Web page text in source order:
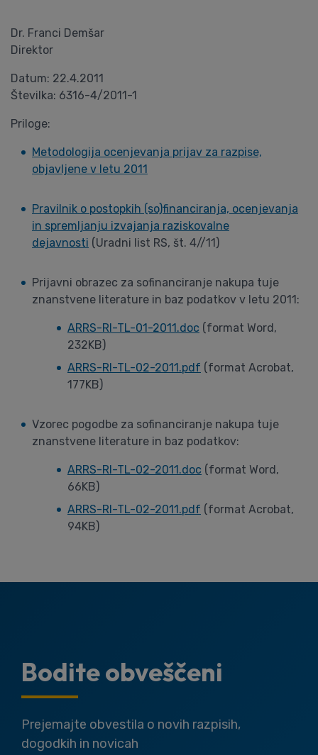
Dr. Franci Demšar
Direktor
Datum: 22.4.2011
Številka: 6316-4/2011-1
Priloge:
Metodologija ocenjevanja prijav za razpise,
objavljene v letu 2011
Pravilnik o postopkih (so)financiranja, ocenjevanja
in spremljanju izvajanja raziskovalne
dejavnosti (Uradni list RS, št. 4//11)
Prijavni obrazec za sofinanciranje nakupa tuje
znanstvene literature in baz podatkov v letu 2011:
ARRS-RI-TL-01-2011.doc (format Word,
232KB)
ARRS-RI-TL-02-2011.pdf (format Acrobat,
177KB)
Vzorec pogodbe za sofinanciranje nakupa tuje
znanstvene literature in baz podatkov:
ARRS-RI-TL-02-2011.doc (format Word,
66KB)
ARRS-RI-TL-02-2011.pdf (format Acrobat,
94KB)
Bodite obveščeni
Prejemajte obvestila o novih razpisih,
dogodkih in novicah